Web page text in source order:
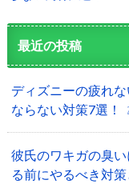
最近の投稿
ディズニーの疲れ
ならない対策7選！
彼氏のワキガの臭
る前にやるべき対